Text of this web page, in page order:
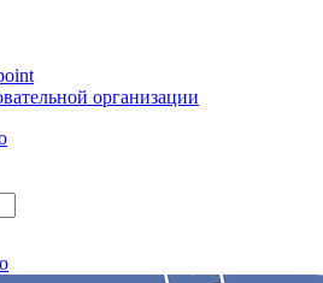
организации